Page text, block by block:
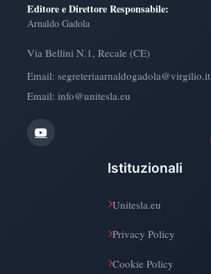
Editore e Direttore Responsabile:
Arnaldo Gadola
Via Bellini N.1, Recale (CE)
Email: segreteriaarnaldogadola@virgilio.it
Email: info@unitesla.eu
Istituzionali
Unitesla.eu
Privacy Policy
Cookie Policy